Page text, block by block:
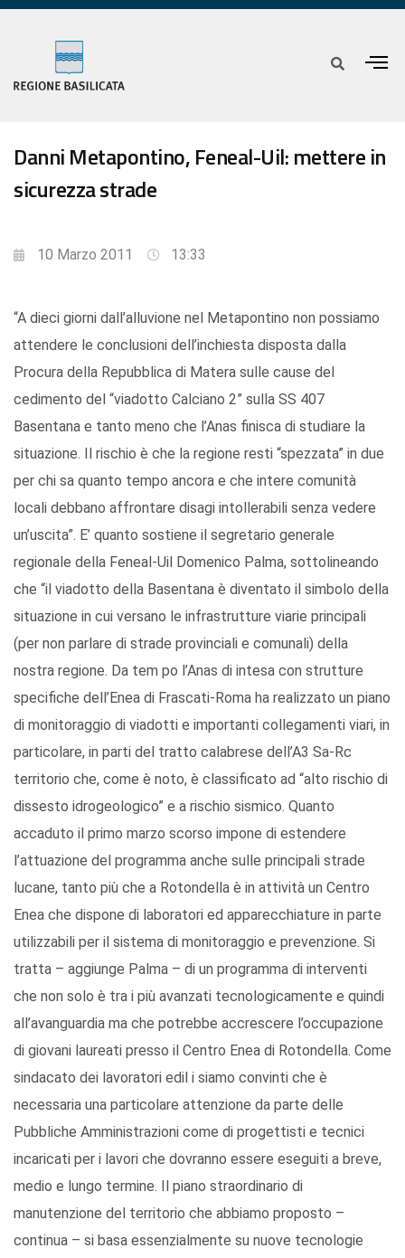
Danni Metapontino, Feneal-Uil: mettere in
sicurezza strade
10 Marzo 2011 13:33
“A dieci giorni dall’alluvione nel Metapontino non possiamo
attendere le conclusioni dell’inchiesta disposta dalla
Procura della Repubblica di Matera sulle cause del
cedimento del “viadotto Calciano 2” sulla SS 407
Basentana e tanto meno che l’Anas finisca di studiare la
situazione. Il rischio è che la regione resti “spezzata” in due
per chi sa quanto tempo ancora e che intere comunità
locali debbano affrontare disagi intollerabili senza vedere
un’uscita”. E’ quanto sostiene il segretario generale
regionale della Feneal-Uil Domenico Palma, sottolineando
che “il viadotto della Basentana è diventato il simbolo della
situazione in cui versano le infrastrutture viarie principali
(per non parlare di strade provinciali e comunali) della
nostra regione. Da tem po l’Anas di intesa con strutture
specifiche dell’Enea di Frascati-Roma ha realizzato un piano
di monitoraggio di viadotti e importanti collegamenti viari, in
particolare, in parti del tratto calabrese dell’A3 Sa-Rc
territorio che, come è noto, è classificato ad “alto rischio di
dissesto idrogeologico” e a rischio sismico. Quanto
accaduto il primo marzo scorso impone di estendere
l’attuazione del programma anche sulle principali strade
lucane, tanto più che a Rotondella è in attività un Centro
Enea che dispone di laboratori ed apparecchiature in parte
utilizzabili per il sistema di monitoraggio e prevenzione. Si
tratta – aggiunge Palma – di un programma di interventi
che non solo è tra i più avanzati tecnologicamente e quindi
all’avanguardia ma che potrebbe accrescere l’occupazione
di giovani laureati presso il Centro Enea di Rotondella. Come
sindacato dei lavoratori edil i siamo convinti che è
necessaria una particolare attenzione da parte delle
Pubbliche Amministrazioni come di progettisti e tecnici
incaricati per i lavori che dovranno essere eseguiti a breve,
medio e lungo termine. Il piano straordinario di
manutenzione del territorio che abbiamo proposto –
continua – si basa essenzialmente su nuove tecnologie